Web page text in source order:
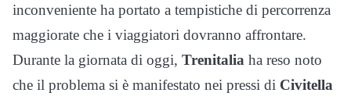
inconveniente ha portato a tempistiche di percorrenza
maggiorate che i viaggiatori dovranno affrontare.
Durante la giornata di oggi, Trenitalia ha reso noto
che il problema si è manifestato nei pressi di Civitella